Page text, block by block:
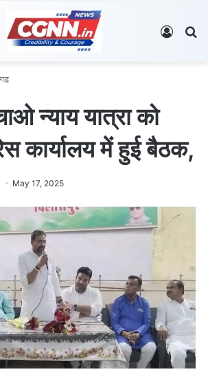
Log In
न्याय यात्रा को
कार्यालय में हुई बैठक,
May 17, 2025